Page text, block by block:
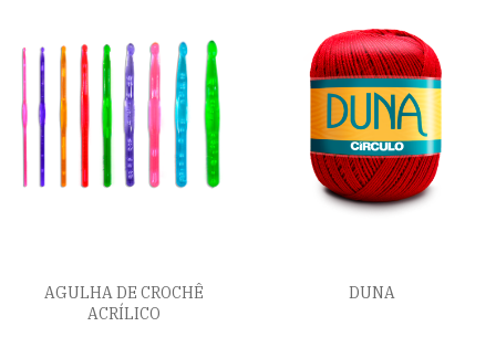
AGULHA DE CROCHÊ
ACRÍLICO
DUNA